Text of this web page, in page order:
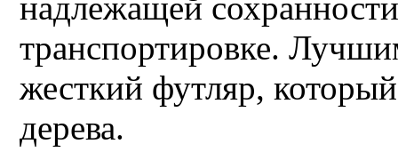
транспортировке.
жесткий футляр,
дерева.